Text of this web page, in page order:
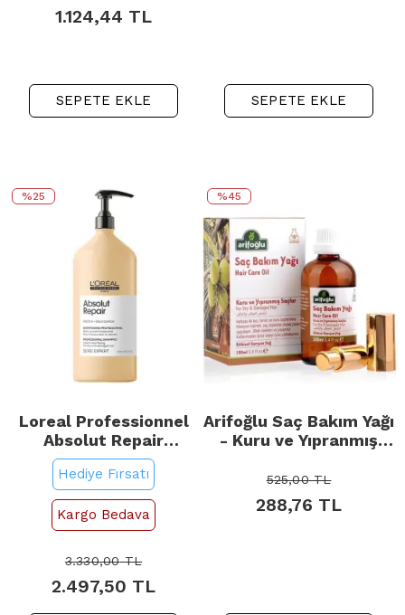
1.124,44 TL
SEPETE EKLE SEPETE EKLE
%25
Loreal Professionnel
Absolut Repair
Shampoo - Onarıcı
Etkili Saç Bakım
Şampuanı 1500ml
Hediye Fırsatı
Kargo Bedava
3.330,00TL
2.497,50 TL
%45
Arifoğlu Saç Bakım Yağı
- Kuru ve Yıpranmış
525,00TL
288,76 TL